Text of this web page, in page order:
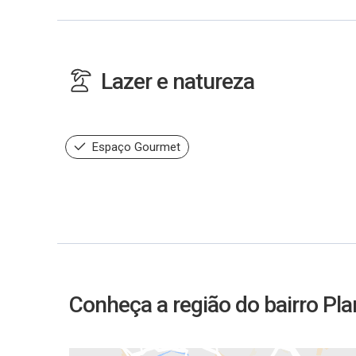
Lazer e natureza
Espaço Gourmet
Conheça a região do bairro